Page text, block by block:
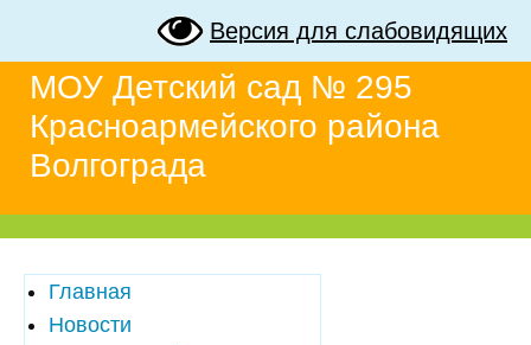
Версия для слабовидящих
МОУ Детский сад № 295
Красноармейского района
Волгограда
Главная
Новости